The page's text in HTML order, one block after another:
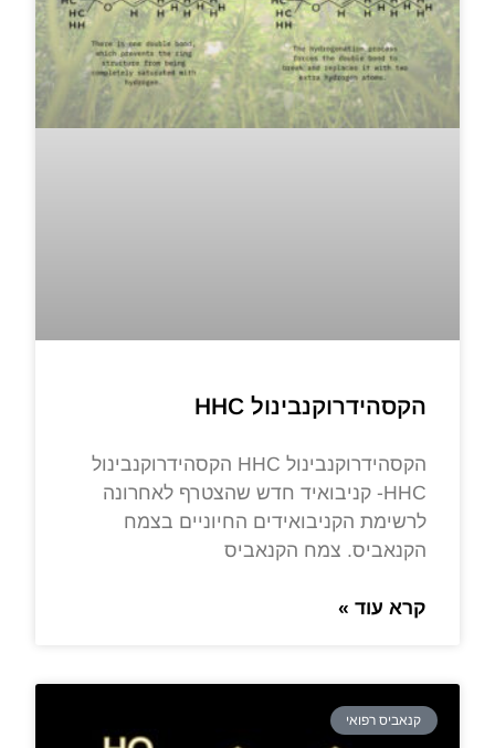
הקסהידרוקנבינול HHC
הקסהידרוקנבינול HHC הקסהידרוקנבינול
HHC- קניבואיד חדש שהצטרף לאחרונה
לרשימת הקניבואידים החיוניים בצמח
הקנאביס. צמח הקנאביס
קרא עוד »
קנאביס רפואי